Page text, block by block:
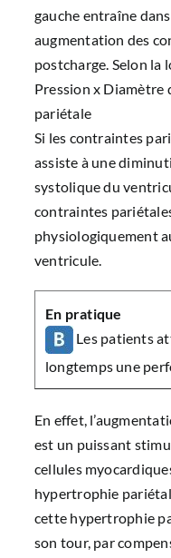
gauche entraîne
augmentation des
postcharge. Selon la
Pression x Diamètre
pariétale
Si les contraintes
assiste à une
systolique du
contraintes
physiologiquement
ventricule.
En pratique
Les patients
longtemps une
En effet,
est un puissant
cellules
hypertrophie
cette hypertrophie
son tour, par